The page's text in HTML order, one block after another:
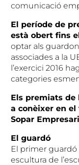
comunicació
El període de
està obert fins
optar als
associades a la
l’exercici 2016
categories
Els premiats de
a conèixer en el
Sopar
El guardó
El primer guardó
escultura de